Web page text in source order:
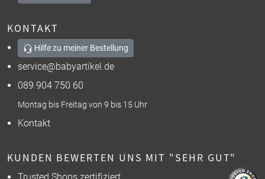
KONTAKT
Hilfe zu meiner Bestellung
service@babyartikel.de
089 904 750 60
Montag bis Freitag von 9 bis 15 Uhr
Kontakt
KUNDEN BEWERTEN UNS MIT "SEHR GUT"